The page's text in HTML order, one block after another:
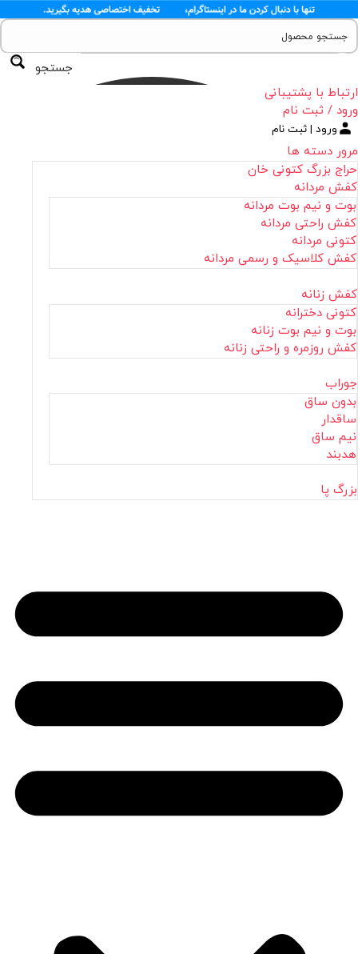
جستجو
ارتباط با پشتیبانی
ورود / ثبت نام
ورود | ثبت نام
مرور دسته ها
حراج بزرگ کتونی خان
کفش مردانه
بوت و نیم بوت مردانه
کفش راحتی مردانه
کتونی مردانه
کفش کلاسیک و رسمی مردانه
کفش زنانه
کتونی دخترانه
بوت و نیم بوت زنانه
کفش روزمره و راحتی زنانه
جوراب
بدون ساق
ساقدار
نیم ساق
هدبند
بزرگ پا